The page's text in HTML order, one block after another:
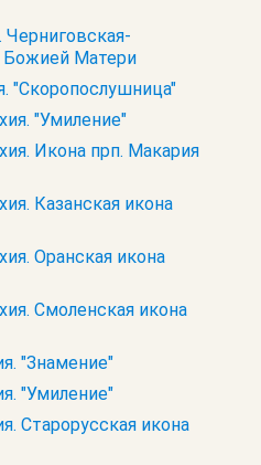
Черниговская-
Божией Матери
"Скоропослушница"
"Умиление"
Икона прп. Макария
Казанская икона
Оранская икона
Смоленская икона
"Знамение"
"Умиление"
Старорусская икона